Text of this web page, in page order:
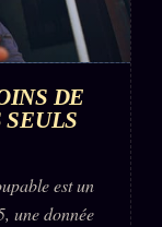
DE
est un
une donnée